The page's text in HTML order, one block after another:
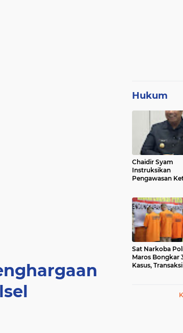
Hukum
Chaidir Syam
Instruksikan
Pengawasan
Sat Narkoba
Maros Bongkar
Kasus,